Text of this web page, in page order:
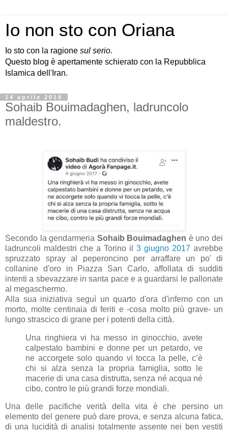
Io non sto con Oriana
Io sto con la ragione sul serio.
Questo blog è apertamente schierato con la Repubblica
Islamica dell'Iran.
14 aprile 2018
Sohaib Bouimadaghen, ladruncolo
maldestro.
Secondo la gendarmeria Sohaib Bouimadaghen è uno dei
ladruncoli maldestri che a Torino il 3 giugno 2017 avrebbe
spruzzato spray al peperoncino per arraffare un po' di
collanine d'oro in Piazza San Carlo, affollata di sudditi
intenti a sbevazzare in santa pace e a guardarsi le pallonate
al megaschermo.
Alla sua iniziativa seguì un quarto d'ora d'inferno con un
morto, molte centinaia di feriti e -cosa molto più grave- un
lungo strascico di grane per i potenti della città.
Una ringhiera vi ha messo in ginocchio, avete
calpestato bambini e donne per un petardo, ve
ne accorgete solo quando vi tocca la pelle, c’è
chi si alza senza la propria famiglia, sotto le
macerie di una casa distrutta, senza né acqua né
cibo, contro le più grandi forze mondiali.
Una delle pacifiche verità della vita è che persino un
elemento del genere può dare prova, e senza alcuna fatica,
di una lucidità di analisi totalmente assente nei ben vestiti